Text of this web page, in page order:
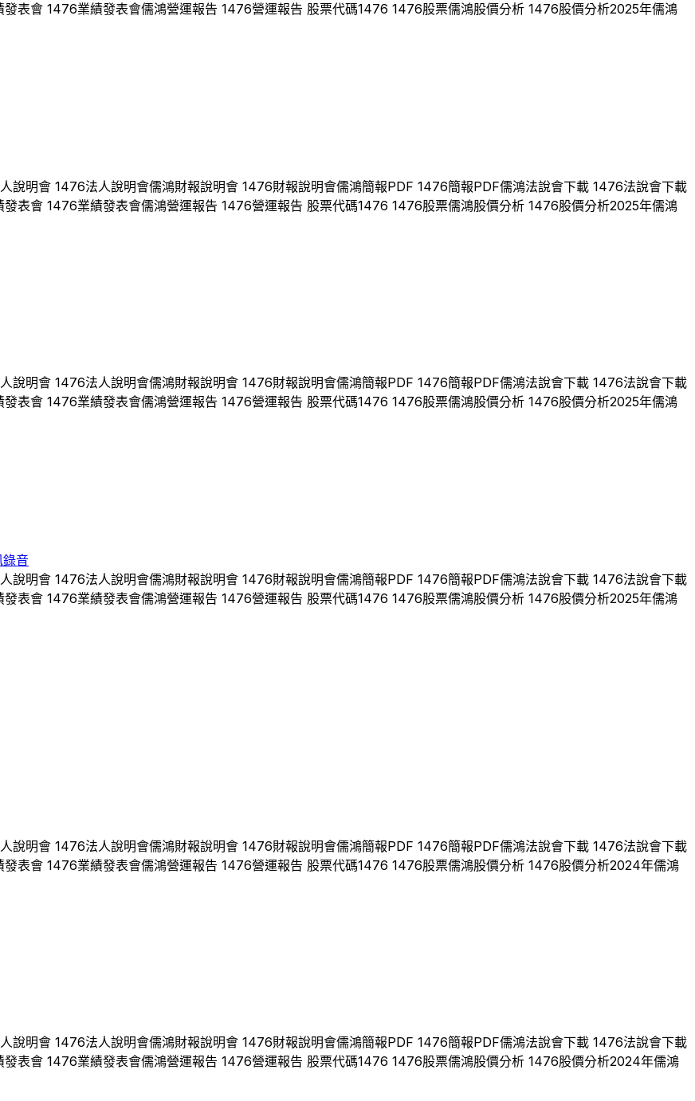
發表會 1476業績發表會儒鴻營運報告 1476營運報告 股票代碼1476 1476股票儒鴻股價分析 1476股價分析2025年儒鴻
說明會 1476法人說明會儒鴻財報說明會 1476財報說明會儒鴻簡報PDF 1476簡報PDF儒鴻法說會下載 1476法說會下載
發表會 1476業績發表會儒鴻營運報告 1476營運報告 股票代碼1476 1476股票儒鴻股價分析 1476股價分析2025年儒鴻
說明會 1476法人說明會儒鴻財報說明會 1476財報說明會儒鴻簡報PDF 1476簡報PDF儒鴻法說會下載 1476法說會下載
發表會 1476業績發表會儒鴻營運報告 1476營運報告 股票代碼1476 1476股票儒鴻股價分析 1476股價分析2025年儒鴻
錄音
說明會 1476法人說明會儒鴻財報說明會 1476財報說明會儒鴻簡報PDF 1476簡報PDF儒鴻法說會下載 1476法說會下載
發表會 1476業績發表會儒鴻營運報告 1476營運報告 股票代碼1476 1476股票儒鴻股價分析 1476股價分析2025年儒鴻
說明會 1476法人說明會儒鴻財報說明會 1476財報說明會儒鴻簡報PDF 1476簡報PDF儒鴻法說會下載 1476法說會下載
發表會 1476業績發表會儒鴻營運報告 1476營運報告 股票代碼1476 1476股票儒鴻股價分析 1476股價分析2024年儒鴻
說明會 1476法人說明會儒鴻財報說明會 1476財報說明會儒鴻簡報PDF 1476簡報PDF儒鴻法說會下載 1476法說會下載
發表會 1476業績發表會儒鴻營運報告 1476營運報告 股票代碼1476 1476股票儒鴻股價分析 1476股價分析2024年儒鴻